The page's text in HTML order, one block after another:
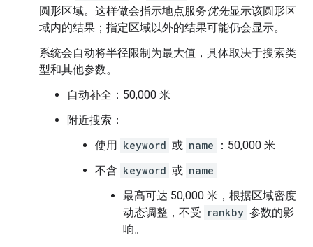
圆形区域。这样做会指示地点服务优先显示该圆形区
域内的结果；指定区域以外的结果可能仍会显示。
系统会自动将半径限制为最大值，具体取决于搜索类
型和其他参数。
自动补全：50,000 米
附近搜索：
使用 keyword 或 name
：50,000 米
不含 keyword 或 name
最高可达 50,000 米，根据区域密度
动态调整，不受 rankby 参数的影
响。